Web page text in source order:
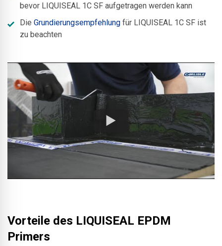
bevor LIQUISEAL 1C SF aufgetragen werden kann
Die Grundierungsempfehlung für LIQUISEAL 1C SF ist
zu beachten
Vorteile des LIQUISEAL EPDM
Primers